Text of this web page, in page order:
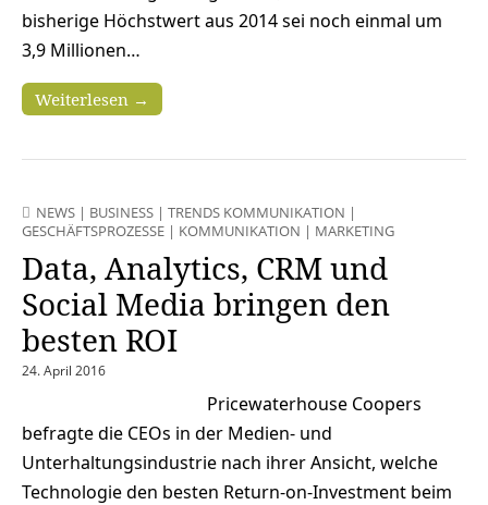
bisherige Höchstwert aus 2014 sei noch einmal um
3,9 Millionen…
Weiterlesen →
NEWS | BUSINESS | TRENDS KOMMUNIKATION |
GESCHÄFTSPROZESSE | KOMMUNIKATION | MARKETING
Data, Analytics, CRM und
Social Media bringen den
besten ROI
24. April 2016
Pricewaterhouse Coopers
befragte die CEOs in der Medien- und
Unterhaltungsindustrie nach ihrer Ansicht, welche
Technologie den besten Return-on-Investment beim